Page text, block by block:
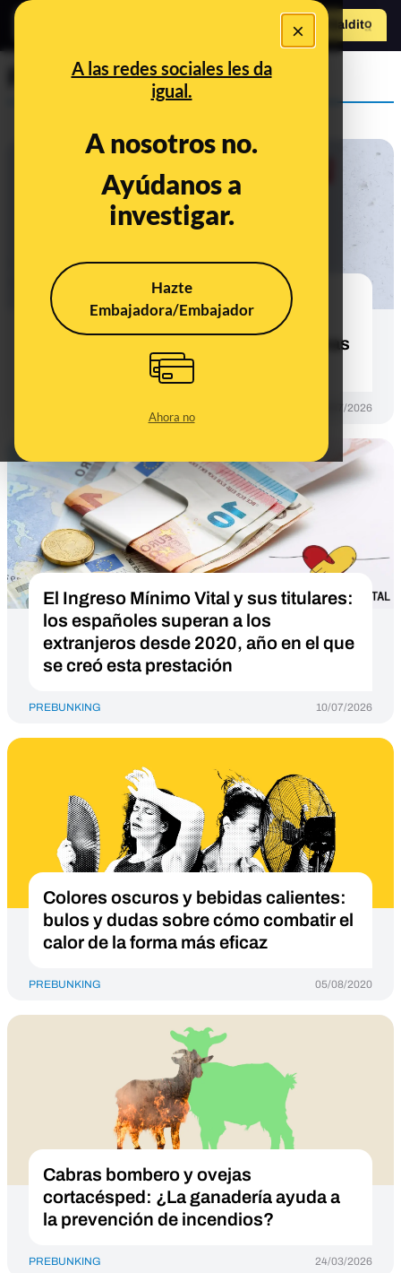
×
A las redes sociales les da
igual.
A nosotros no.
Ayúdanos a
investigar.
Hazte
Embajadora/Embajador
Ahora no
Hazte Maldito
Prebunking
"He recuperado tu dinero": así
funcionan las ‘recovery scams’, el
engaño que busca estafar a personas
que ya han sido timadas
13/07/2026
El Ingreso Mínimo Vital y sus titulares:
los españoles superan a los
extranjeros desde 2020, año en el que
se creó esta prestación
PREBUNKING 10/07/2026
Colores oscuros y bebidas calientes:
bulos y dudas sobre cómo combatir el
calor de la forma más eficaz
PREBUNKING 05/08/2020
Cabras bombero y ovejas
cortacésped: ¿La ganadería ayuda a
la prevención de incendios?
PREBUNKING 24/03/2026